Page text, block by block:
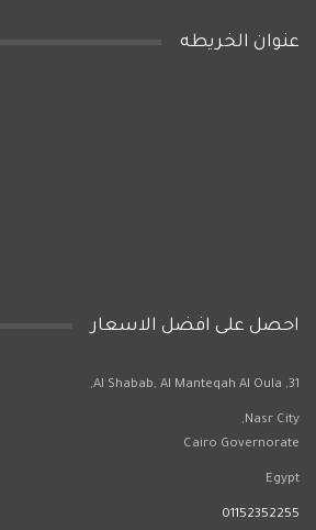
عنوان الخريطه
احصل على افضل الاسعار
31, Al Shabab, Al Manteqah Al Oula,
Nasr City,
Cairo Governorate
Egypt
01152352255